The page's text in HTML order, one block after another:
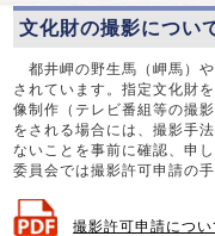
文化財の撮影につい
都井岬の野生馬（岬馬）
されています。指定文化財
像制作（テレビ番組等の撮
をされる場合には、撮影手
ないことを事前に確認、申
委員会では撮影許可申請の
撮影許可申請につ